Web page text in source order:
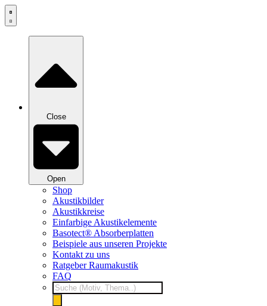
Zum
Inhalt
Close
Open
Shop
Akustikbilder
Akustikkreise
Einfarbige Akustikelemente
Basotect® Absorberplatten
Beispiele aus unseren Projekte
Kontakt zu uns
Ratgeber Raumakustik
FAQ
Products
search